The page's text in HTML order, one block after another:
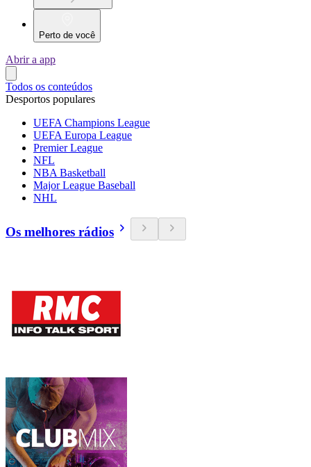
Perto de você
Abrir a app
Todos os conteúdos
Desportos populares
UEFA Champions League
UEFA Europa League
Premier League
NFL
NBA Basketball
Major League Baseball
NHL
Os melhores rádios